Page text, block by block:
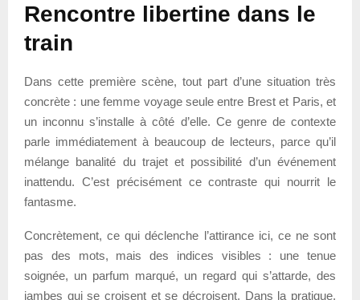
Rencontre libertine dans le
train
Dans cette première scène, tout part d’une situation très
concrète : une femme voyage seule entre Brest et Paris, et
un inconnu s’installe à côté d’elle. Ce genre de contexte
parle immédiatement à beaucoup de lecteurs, parce qu’il
mélange banalité du trajet et possibilité d’un événement
inattendu. C’est précisément ce contraste qui nourrit le
fantasme.
Concrètement, ce qui déclenche l’attirance ici, ce ne sont
pas des mots, mais des indices visibles : une tenue
soignée, un parfum marqué, un regard qui s’attarde, des
jambes qui se croisent et se décroisent. Dans la pratique,